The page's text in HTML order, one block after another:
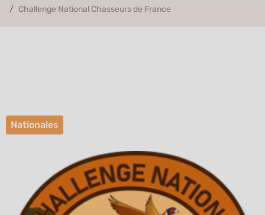
Challenge National Chasseurs de France
Nationales